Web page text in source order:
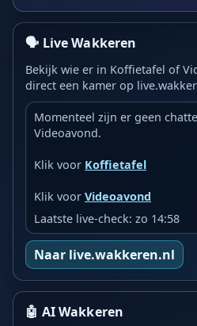
🗣️ Live Wakkeren
Bekijk wie er in Koffietafel of
direct een kamer op
Momenteel zijn er geen
Videoavond.
Klik voor Koffietafel
Klik voorVideoavond
Laatste live-check: zo 14:58
Naar live.wakkeren.nl
🤖 AI Wakkeren